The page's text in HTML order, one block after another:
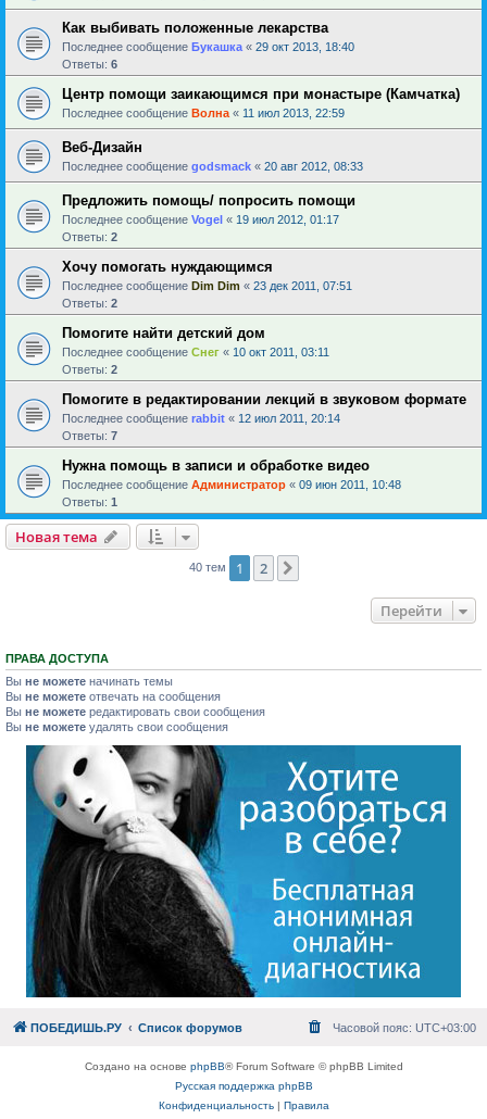
Как выбивать положенные лекарства
Последнее сообщение Букашка « 29 окт 2013, 18:40
Ответы: 6
Центр помощи заикающимся при монастыре (Камчатка)
Последнее сообщение Волна « 11 июл 2013, 22:59
Веб-Дизайн
Последнее сообщение godsmack « 20 авг 2012, 08:33
Предложить помощь/ попросить помощи
Последнее сообщение Vogel « 19 июл 2012, 01:17
Ответы: 2
Хочу помогать нуждающимся
Последнее сообщение Dim Dim « 23 дек 2011, 07:51
Ответы: 2
Помогите найти детский дом
Последнее сообщение Снег « 10 окт 2011, 03:11
Ответы: 2
Помогите в редактировании лекций в звуковом формате
Последнее сообщение rabbit « 12 июл 2011, 20:14
Ответы: 7
Нужна помощь в записи и обработке видео
Последнее сообщение Администратор « 09 июн 2011, 10:48
Ответы: 1
Новая тема
40 тем 1 2
Перейти
ПРАВА ДОСТУПА
Вы не можете начинать темы
Вы не можете отвечать на сообщения
Вы не можете редактировать свои сообщения
Вы не можете удалять свои сообщения
ПОБЕДИШЬ.РУ Список форумов Часовой пояс: UTC+03:00
Создано на основе phpBB® Forum Software © phpBB Limited
Русская поддержка phpBB
Конфиденциальность| Правила